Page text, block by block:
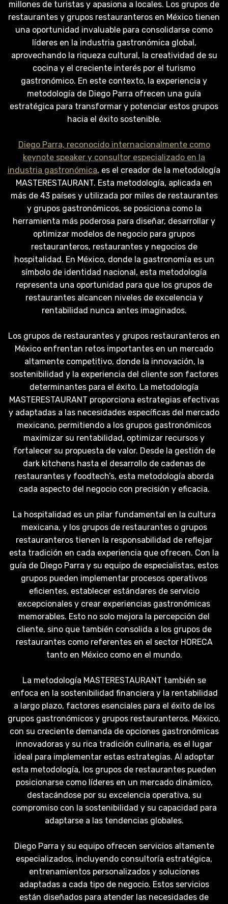
millones de turistas y apasiona a locales. Los grupos de
restaurantes y grupos restauranteros en México tienen
una oportunidad invaluable para consolidarse como
líderes en la industria gastronómica global,
aprovechando la riqueza cultural, la creatividad de su
cocina y el creciente interés por el turismo
gastronómico. En este contexto, la experiencia y
metodología de Diego Parra ofrecen una guía
estratégica para transformar y potenciar estos grupos
hacia el éxito sostenible.
Diego Parra, reconocido internacionalmente como
keynote speaker y consultor especializado en la
industria gastronómica, es el creador de la metodología
MASTERESTAURANT. Esta metodología, aplicada en
más de 43 países y utilizada por miles de restaurantes
y grupos gastronómicos, se posiciona como la
herramienta más poderosa para diseñar, desarrollar y
optimizar modelos de negocio para grupos
restauranteros, restaurantes y negocios de
hospitalidad. En México, donde la gastronomía es un
símbolo de identidad nacional, esta metodología
representa una oportunidad para que los grupos de
restaurantes alcancen niveles de excelencia y
rentabilidad nunca antes imaginados.
Los grupos de restaurantes y grupos restauranteros en
México enfrentan retos importantes en un mercado
altamente competitivo, donde la innovación, la
sostenibilidad y la experiencia del cliente son factores
determinantes para el éxito. La metodología
MASTERESTAURANT proporciona estrategias efectivas
y adaptadas a las necesidades específicas del mercado
mexicano, permitiendo a los grupos gastronómicos
maximizar su rentabilidad, optimizar recursos y
fortalecer su propuesta de valor. Desde la gestión de
dark kitchens hasta el desarrollo de cadenas de
restaurantes y foodtech’s, esta metodología aborda
cada aspecto del negocio con precisión y eficacia.
La hospitalidad es un pilar fundamental en la cultura
mexicana, y los grupos de restaurantes o grupos
restauranteros tienen la responsabilidad de reflejar
esta tradición en cada experiencia que ofrecen. Con la
guía de Diego Parra y su equipo de especialistas, estos
grupos pueden implementar procesos operativos
eficientes, establecer estándares de servicio
excepcionales y crear experiencias gastronómicas
memorables. Esto no solo mejora la percepción del
cliente, sino que también consolida a los grupos de
restaurantes como referentes en el sector HORECA
tanto en México como en el mundo.
La metodología MASTERESTAURANT también se
enfoca en la sostenibilidad financiera y la rentabilidad
a largo plazo, factores esenciales para el éxito de los
grupos gastronómicos y grupos restauranteros. México,
con su creciente demanda de opciones gastronómicas
innovadoras y su rica tradición culinaria, es el lugar
ideal para implementar estas estrategias. Al adoptar
esta metodología, los grupos de restaurantes pueden
posicionarse como líderes en un mercado dinámico,
destacándose por su excelencia operativa, su
compromiso con la sostenibilidad y su capacidad para
adaptarse a las tendencias globales.
Diego Parra y su equipo ofrecen servicios altamente
especializados, incluyendo consultoría estratégica,
entrenamientos personalizados y soluciones
adaptadas a cada tipo de negocio. Estos servicios
están diseñados para atender las necesidades de